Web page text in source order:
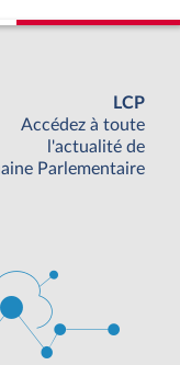
LCP
Accédez à toute
l'actualité de
Parlementaire